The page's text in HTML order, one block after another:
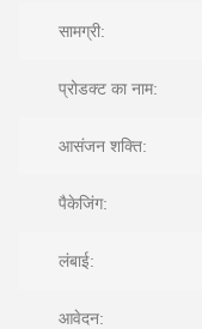
सामग्री:
प्रोडक्ट का नाम:
आसंजन शक्ति:
पैकेजिंग:
लंबाई:
आवेदन: